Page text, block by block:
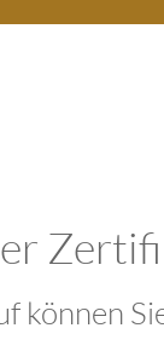
können